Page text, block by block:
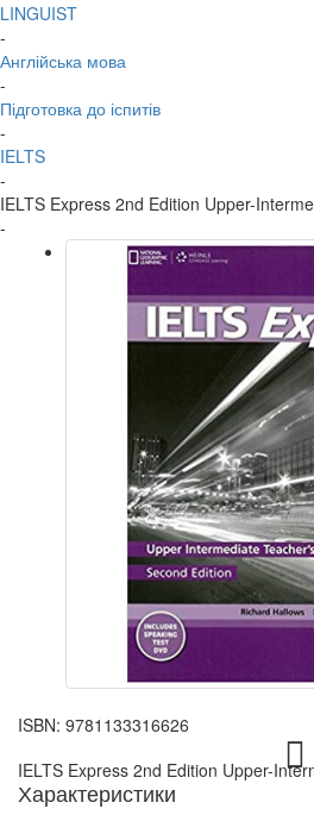
LINGUIST
-
Англійська мова
-
Підготовка до іспитів
-
IELTS
-
IELTS Express 2nd Edition Upper-
-
ISBN: 9781133316626
IELTS Express 2nd Edition Upper-
Характеристики